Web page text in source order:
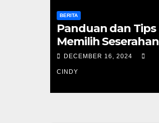
BERITA
Panduan dan Tips
Memilih Seserahan
Lamaran untuk Pria
DECEMBER 16, 2024
CINDY
dan Tips Memilih
Lamaran untuk Pria